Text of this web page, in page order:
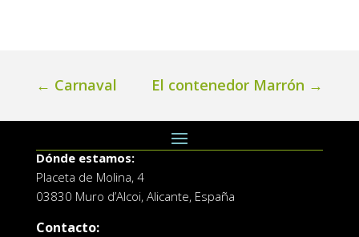
← Carnaval El contenedor Marrón →
Dónde estamos:
Placeta de Molina, 4
03830 Muro d’Alcoi, Alicante, España
Contacto: